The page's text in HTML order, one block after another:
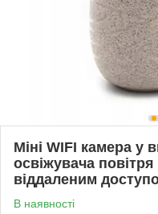
Міні WIFI камера у
освіжувача
віддаленим
В наявності